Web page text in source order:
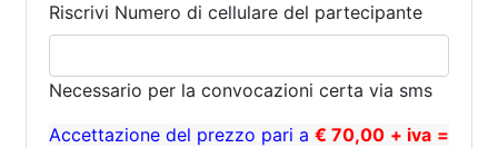
Riscrivi Numero di cellulare del partecipante
Necessario per la convocazioni certa via sms
Accettazione del prezzo pari a € 70,00 + iva =